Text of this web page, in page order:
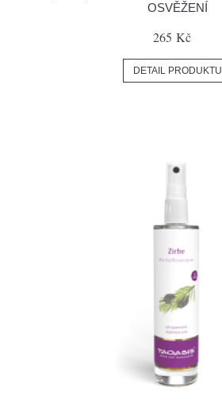
OSVĚŽENÍ
265 Kč
DETAIL PRODUKTU